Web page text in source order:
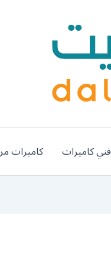
فني كاميرات كاميرات